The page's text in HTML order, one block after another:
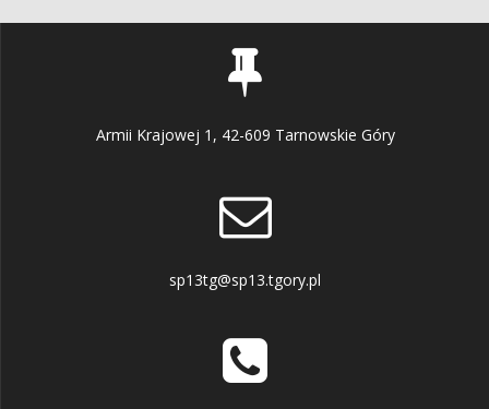
Armii Krajowej 1, 42-609 Tarnowskie Góry
sp13tg@sp13.tgory.pl